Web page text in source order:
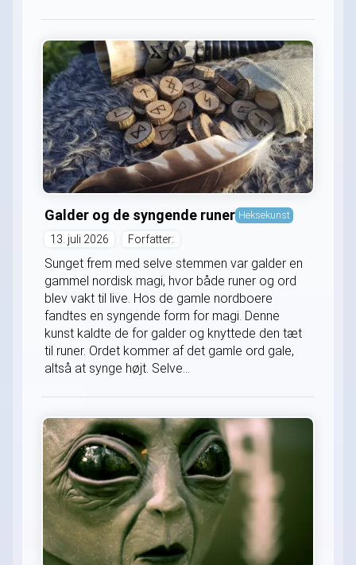
Galder og de syngende runer Heksekunst
13. juli 2026 Forfatter:
Sunget frem med selve stemmen var galder en
gammel nordisk magi, hvor både runer og ord
blev vakt til live. Hos de gamle nordboere
fandtes en syngende form for magi. Denne
kunst kaldte de for galder og knyttede den tæt
til runer. Ordet kommer af det gamle ord gale,
altså at synge højt. Selve...